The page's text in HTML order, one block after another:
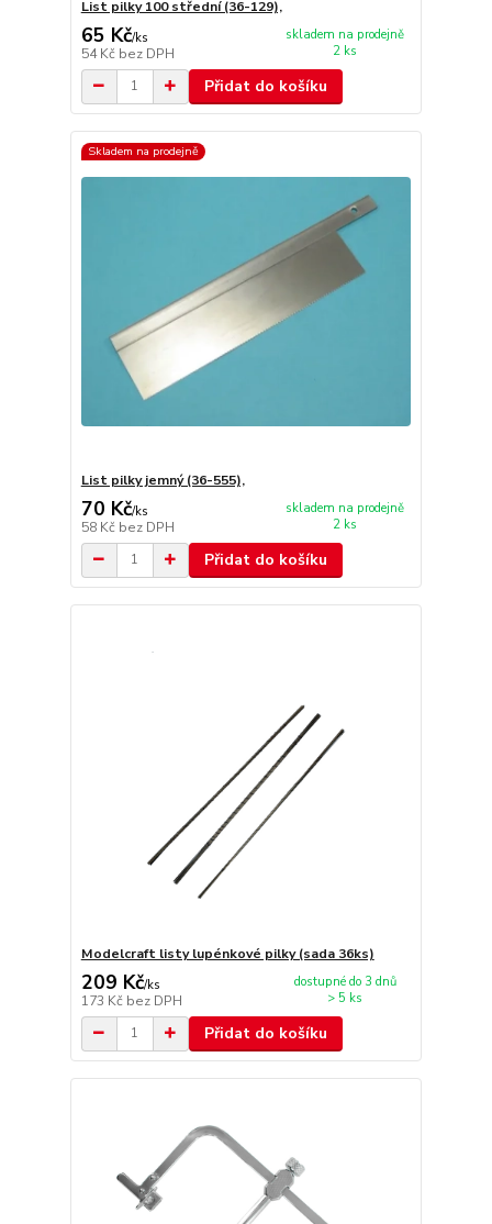
List pilky 100 střední (36-129),
65 Kč/ks
54 Kč bez DPH
skladem na prodejně
2 ks
Přidat do košíku
Skladem na prodejně
List pilky jemný (36-555),
70 Kč/ks
58 Kč bez DPH
skladem na prodejně
2 ks
Přidat do košíku
Modelcraft listy lupénkové pilky (sada 36ks)
209 Kč/ks
173 Kč bez DPH
dostupné do 3 dnů
> 5 ks
Přidat do košíku